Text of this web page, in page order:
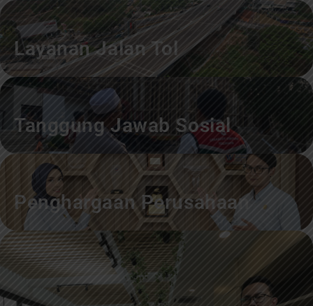
Layanan Jalan Tol
Tanggung Jawab Sosial
Penghargaan Perusahaan